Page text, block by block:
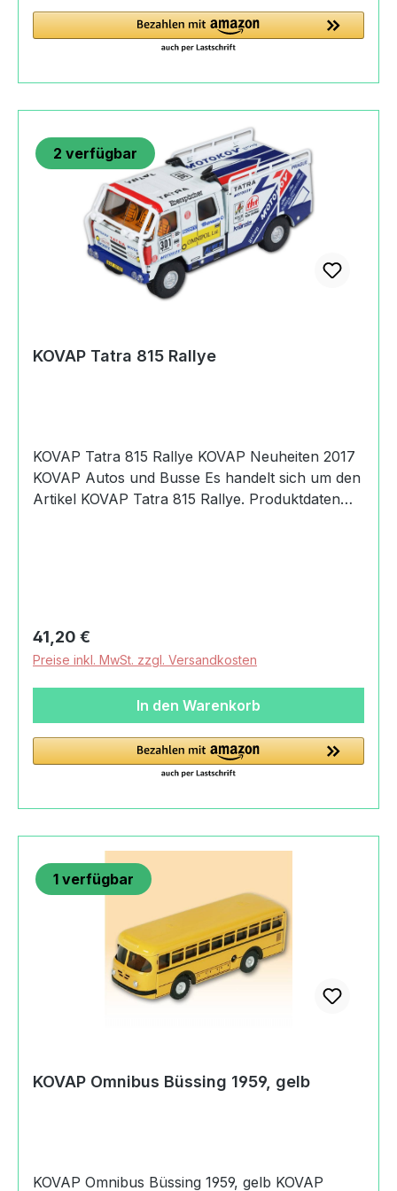
https://eshop.kovap.cz
2 verfügbar
KOVAP Tatra 815 Rallye
KOVAP Tatra 815 Rallye KOVAP Neuheiten 2017
KOVAP Autos und Busse Es handelt sich um den
Artikel KOVAP Tatra 815 Rallye. Produktdaten
Verpackung0,28 kgAltersempfehlung3+
JahreMachart/Stilechtes BlechspielzeugMaßstab
1:43HerkunftCzech madeSicherheitAchtung!
Nicht für Kinder unter 36 Monaten geeignet.
Verschluckbare Kleinteile.Angaben zum
Hersteller (Informationspflichten zur GPSR
Produktsicherheitsverordnung) KOVAP Náchod,
s.r.o.Bítouchovská47301 Semily, Czech
Regulärer Preis:
41,20 €
Preise inkl. MwSt. zzgl. Versandkosten
In den Warenkorb
1 verfügbar
KOVAP Omnibus Büssing 1959, gelb
KOVAP Omnibus Büssing 1959, gelb KOVAP